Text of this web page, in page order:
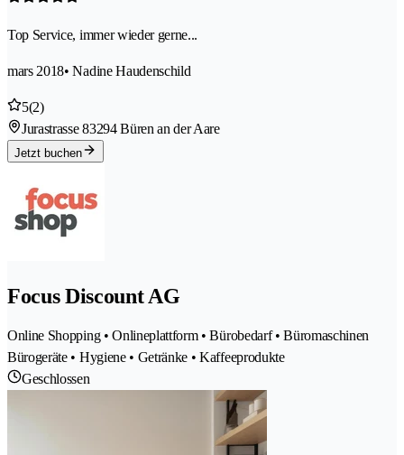
Top Service, immer wieder gerne...
mars 2018• Nadine Haudenschild
5(2)
Jurastrasse 83294 Büren an der Aare
Jetzt buchen
Focus Discount AG
Online Shopping • Onlineplattform • Bürobedarf • Büromaschinen
Bürogeräte • Hygiene • Getränke • Kaffeeprodukte
Geschlossen